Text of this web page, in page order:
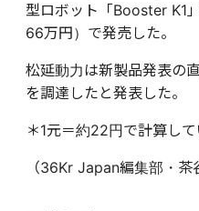
型ロボット「Booster K1
66万円）で発売した。
松延動力は新製品発表の
を調達したと発表した。
＊1元＝約22円で計算して
（36Kr Japan編集部・茶